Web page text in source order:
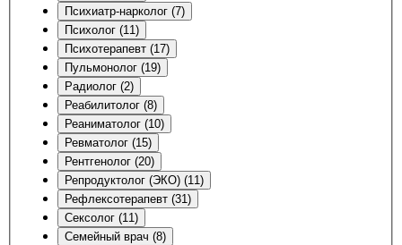
Психиатр-нарколог (7)
Психолог (11)
Психотерапевт (17)
Пульмонолог (19)
Радиолог (2)
Реабилитолог (8)
Реаниматолог (10)
Ревматолог (15)
Рентгенолог (20)
Репродуктолог (ЭКО) (11)
Рефлексотерапевт (31)
Сексолог (11)
Семейный врач (8)